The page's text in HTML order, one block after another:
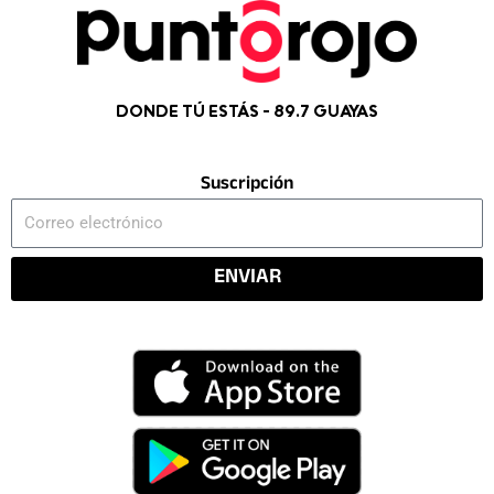
DONDE TÚ ESTÁS - 89.7 GUAYAS
Suscripción
ENVIAR